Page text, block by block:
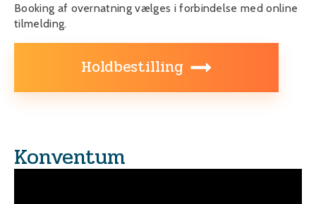
Booking af overnatning vælges i forbindelse med online
tilmelding.
Holdbestilling
Konventum